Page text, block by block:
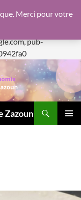
js/
pub-
Aller
au
contenu
Zazoun
Merci pour votre